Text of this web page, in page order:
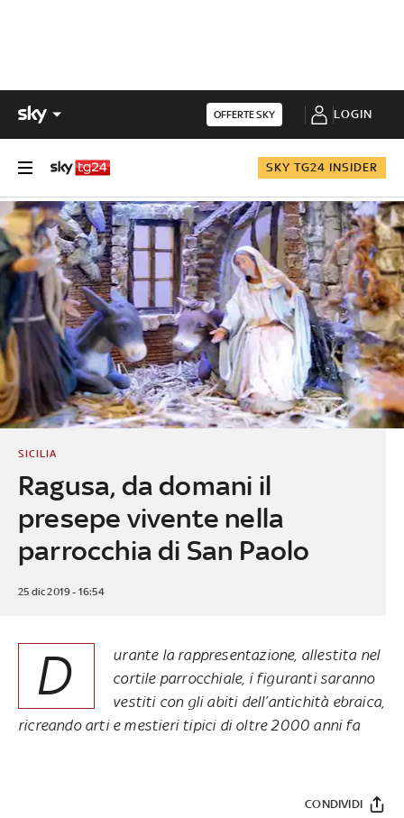
OFFERTE SKY LOGIN
SKY TG24 INSIDER
Ragusa, da domani il
presepe vivente nella
parrocchia di San Paolo
SICILIA
25 dic 2019 - 16:54
D
urante la rappresentazione, allestita nel
cortile parrocchiale, i figuranti saranno
vestiti con gli abiti dell’antichità ebraica,
ricreando arti e mestieri tipici di oltre 2000 anni fa
CONDIVIDI